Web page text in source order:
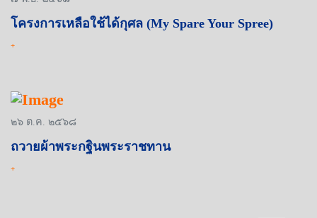
โครงการเหลือใช้ได้กุศล (My Spare Your Spree)
+
๒๖ ต.ค. ๒๕๖๘
ถวายผ้าพระกฐินพระราชทาน
+